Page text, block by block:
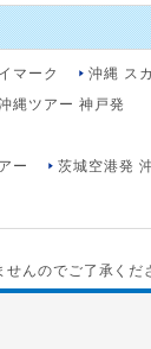
マーク
沖縄 ス
縄ツアー 神戸発
ー
茨城空港発
んのでご了承くだ